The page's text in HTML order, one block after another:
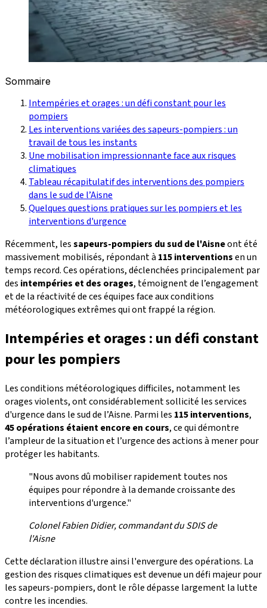
Sommaire
Intempéries et orages : un défi constant pour les
pompiers
Les interventions variées des sapeurs-pompiers : un
travail de tous les instants
Une mobilisation impressionnante face aux risques
climatiques
Tableau récapitulatif des interventions des pompiers
dans le sud de l’Aisne
Quelques questions pratiques sur les pompiers et les
interventions d'urgence
Récemment, lessapeurs-pompiers du sud de l'Aisneont été
massivement mobilisés, répondant à 115 interventionsen un
temps record. Ces opérations, déclenchées principalement par
des intempéries et des orages, témoignent de l’engagement
et de la réactivité de ces équipes face aux conditions
météorologiques extrêmes qui ont frappé la région.
Intempéries et orages : un défi constant
pour les pompiers
Les conditions météorologiques difficiles, notamment les
orages violents, ont considérablement sollicité les services
d'urgence dans le sud de l’Aisne. Parmi les 115 interventions,
45 opérations étaient encore en cours, ce qui démontre
l’ampleur de la situation et l’urgence des actions à mener pour
protéger les habitants.
"Nous avons dû mobiliser rapidement toutes nos
équipes pour répondre à la demande croissante des
interventions d'urgence."
Colonel Fabien Didier, commandant du SDIS de
l'Aisne
Cette déclaration illustre ainsi l'envergure des opérations. La
gestion des risques climatiques est devenue un défi majeur pour
les sapeurs-pompiers, dont le rôle dépasse largement la lutte
contre les incendies.